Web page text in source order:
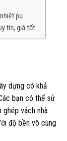
pu
tín, giá tốt
dựng có khả
bạn có thể sử
vách nhà
độ bền vô cùng